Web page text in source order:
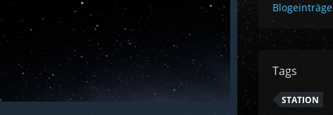
Blogeinträge
Tags
STATION